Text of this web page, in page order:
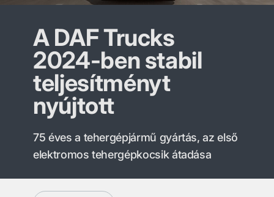
A DAF Trucks
2024-ben stabil
teljesítményt
nyújtott
75 éves a tehergépjármű gyártás, az első
elektromos tehergépkocsik átadása